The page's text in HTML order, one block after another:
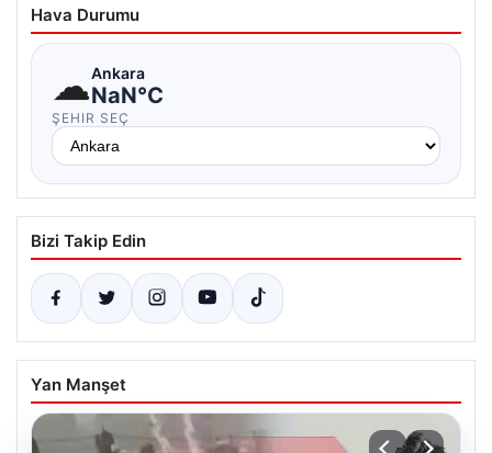
Hava Durumu
☁Ankara
NaN°C
ŞEHIR SEÇ
Bizi Takip Edin
Yan Manşet